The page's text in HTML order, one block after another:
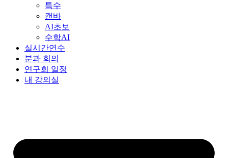
특수
캔바
AI초보
수학AI
실시간연수
분과 회의
연구회 일정
내 강의실